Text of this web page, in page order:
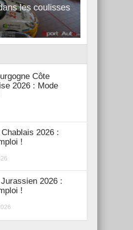
Ferrari
Côte
2026 : Mode
2026 :
!
2026 :
!